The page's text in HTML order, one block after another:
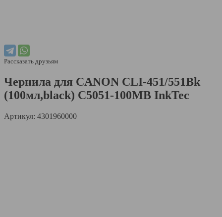
Рассказать друзьям
Чернила для CANON CLI-451/551Bk
(100мл,black) C5051-100MB InkTec
Артикул: 4301960000